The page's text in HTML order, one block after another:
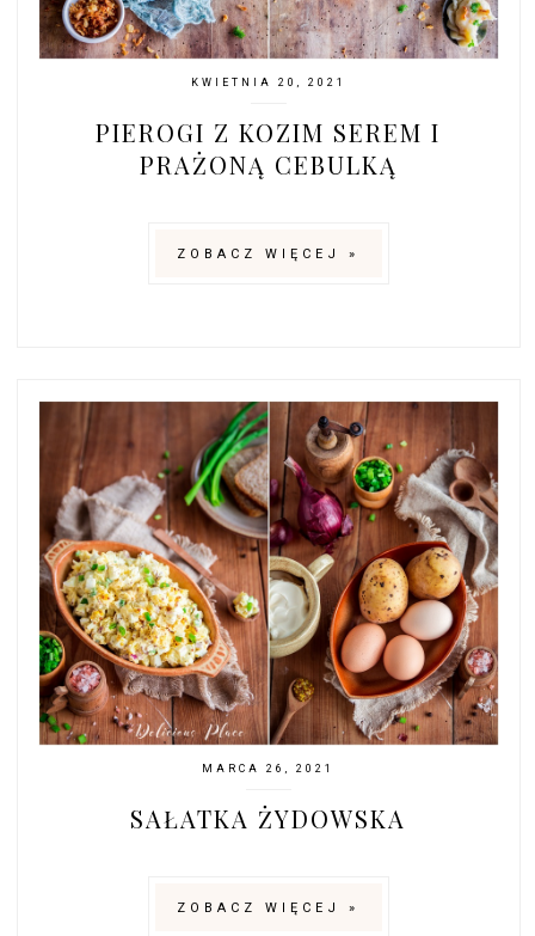
KWIETNIA 20, 2021
PIEROGI Z KOZIM SEREM I
PRAŻONĄ CEBULKĄ
ZOBACZ WIĘCEJ »
MARCA 26, 2021
SAŁATKA ŻYDOWSKA
ZOBACZ WIĘCEJ »